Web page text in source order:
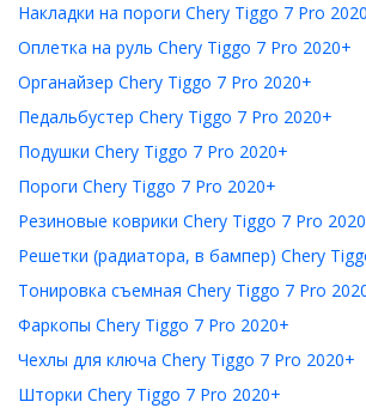
Накладки на пороги Chery Tiggo 7 Pro
Оплетка на руль Chery Tiggo 7 Pro 2020+
Органайзер Chery Tiggo 7 Pro 2020+
Педальбустер Chery Tiggo 7 Pro 2020+
Подушки Chery Tiggo 7 Pro 2020+
Пороги Chery Tiggo 7 Pro 2020+
Резиновые коврики Chery Tiggo 7 Pro
Решетки (радиатора, в бампер) Chery
Тонировка съемная Chery Tiggo 7 Pro
Фаркопы Chery Tiggo 7 Pro 2020+
Чехлы для ключа Chery Tiggo 7 Pro 2020+
Шторки Chery Tiggo 7 Pro 2020+